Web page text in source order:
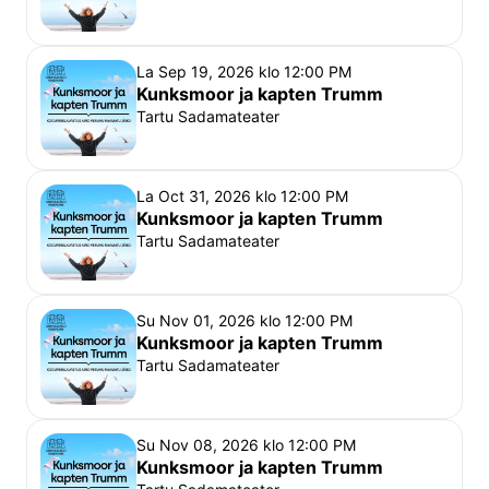
Sobib teatrivaatajale alates 5. eluaastast. Ülemist
Kuni 3-aastased (k.a.) lapsed saavad etendusele
sülepiletiga (sülepilet kehtib ainult koos
tavapiletiga).
Alates neljandast eluaastast
soodustus.
Head vaatajad,
Sadamateater on väga eriline teatrimaja – sageli on
etenduse käigus kasutusel terve hoone ning kõik
saali sissepääsud, mistõttu etenduse ajal etendusse
sekkumata, näitlejaid ning teisi külastajaid segamata
saali ei pääse. Et Vanemuise teater peab oma
publikust lugu, algavad etendused täpselt piletil
näidatud ajal ning hilinenud külastajad kahjuks sel
La Sep 19, 2026 klo 12:00 PM
Kunksmoor ja kapten Trumm
Tartu Sadamateater
La Oct 31, 2026 klo 12:00 PM
Kunksmoor ja kapten Trumm
Tartu Sadamateater
Su Nov 01, 2026 klo 12:00 PM
Kunksmoor ja kapten Trumm
Tartu Sadamateater
Su Nov 08, 2026 klo 12:00 PM
Kunksmoor ja kapten Trumm